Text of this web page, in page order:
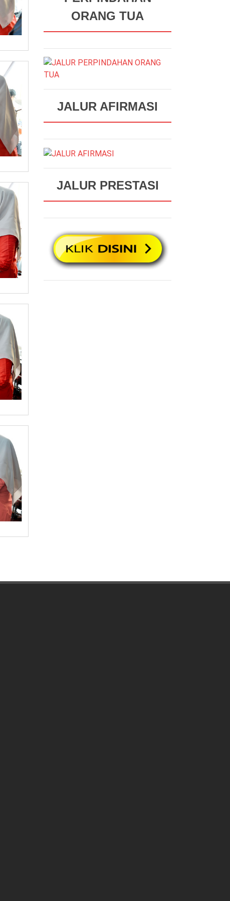
ORANG TUA
JALUR AFIRMASI
JALUR PRESTASI